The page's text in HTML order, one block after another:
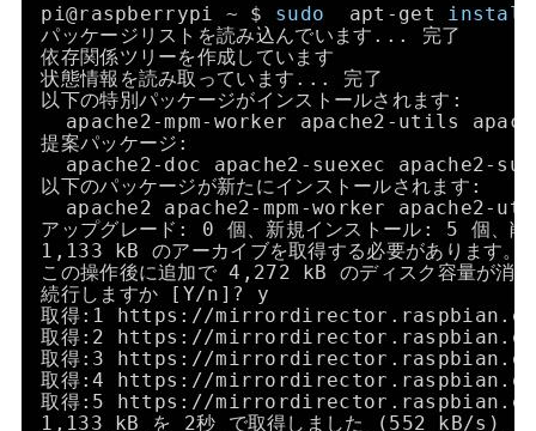
pi@raspberrypi ~ $ sudo apt-get install
パッケージリストを読み込んでいます... 完了
依存関係ツリーを作成しています
状態情報を読み取っています... 完了
以下の特別パッケージがインストールされます:
apache2-mpm-worker apache2-utils
提案パッケージ:
apache2-doc apache2-suexec apache2-
以下のパッケージが新たにインストールされます:
apache2 apache2-mpm-worker apache2-
アップグレード: 0 個、新規インストール: 5 個、
1,133 kB のアーカイブを取得する必要があります。
この操作後に追加で 4,272 kB のディスク容量が消費
続行しますか [Y/n ]? y
取得:1 https: //mirrordirector
取得:2 https: //mirrordirector
取得:3 https: //mirrordirector
取得:4 https: //mirrordirector
取得:5 https: //mirrordirector
1,133 kB を 2秒 で取得しました (552 kB/s )